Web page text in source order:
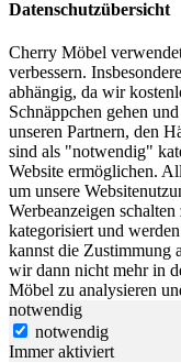
Datenschutzübersicht
Cherry Möbel
verbessern.
abhängig, da wir
Schnäppchen gehen
unseren Partnern, den
sind als "notwendig"
Website ermöglichen.
um unsere
Werbeanzeigen
kategorisiert und
kannst die Zustimmung
wir dann nicht mehr in
Möbel zu analysieren
notwendig
notwendig
Immer aktiviert